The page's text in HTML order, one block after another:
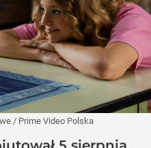
/ Prime Video Polska